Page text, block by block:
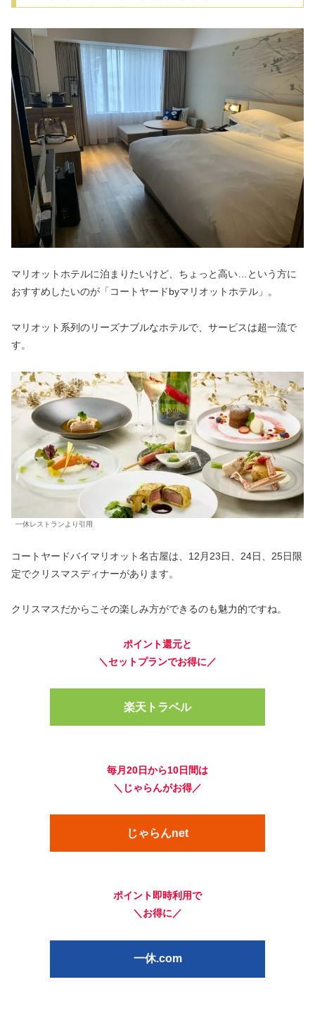
マリオットホテルに泊まりたいけど、ちょっと高い…という方に
おすすめしたいのが「コートヤードbyマリオットホテル」。
マリオット系列のリーズナブルなホテルで、サービスは超一流で
す。
一休レストランより引用
コートヤードバイマリオット名古屋は、12月23日、24日、25日限
定でクリスマスディナーがあります。
クリスマスだからこその楽しみ方ができるのも魅力的ですね。
ポイント還元と
＼セットプランでお得に／
楽天トラベル
毎月20日から10日間は
＼じゃらんがお得／
じゃらんnet
ポイント即時利用で
＼お得に／
一休.com